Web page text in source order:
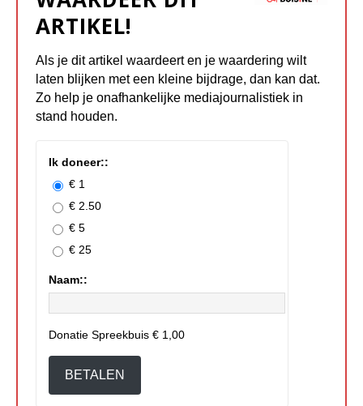
ARTIKEL!
Als je dit artikel waardeert en je waardering wilt
laten blijken met een kleine bijdrage, dan kan dat.
Zo help je onafhankelijke mediajournalistiek in
stand houden.
Ik doneer::
€ 1
€ 2.50
€ 5
€ 25
Naam::
Donatie Spreekbuis € 1,00
BETALEN